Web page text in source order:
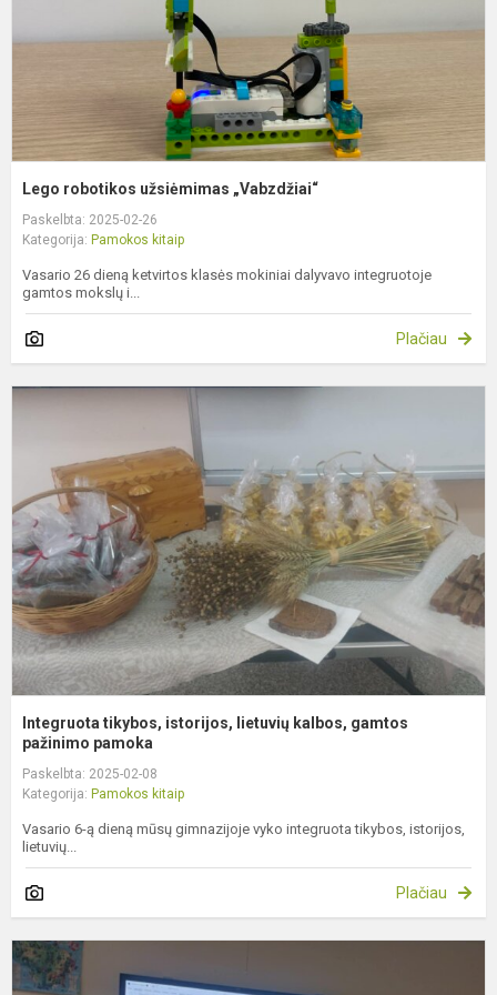
Lego robotikos užsiėmimas „Vabzdžiai“
Paskelbta: 2025-02-26
Kategorija: Pamokos kitaip
Vasario 26 dieną ketvirtos klasės mokiniai dalyvavo integruotoje
gamtos mokslų i...
Plačiau
Integruota tikybos, istorijos, lietuvių kalbos, gamtos
pažinimo pamoka
Paskelbta: 2025-02-08
Kategorija: Pamokos kitaip
Vasario 6-ą dieną mūsų gimnazijoje vyko integruota tikybos, istorijos,
lietuvių...
Plačiau